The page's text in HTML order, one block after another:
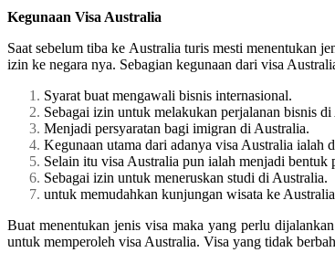
Kegunaan Visa Australia
Saat sebelum tiba ke Australia turis mesti menentukan
izin ke negara nya. Sebagian kegunaan dari visa
Syarat buat mengawali bisnis internasional.
Sebagai izin untuk melakukan perjalanan bisnis di
Menjadi persyaratan bagi imigran di Australia.
Kegunaan utama dari adanya visa Australia ialah
Selain itu visa Australia pun ialah menjadi
Sebagai izin untuk meneruskan studi di Australia.
untuk memudahkan kunjungan wisata ke
Buat menentukan jenis visa maka yang perlu
untuk memperoleh visa Australia. Visa yang tidak